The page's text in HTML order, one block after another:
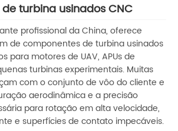
turbina usinados CNC
profissional da China, oferece
de componentes de turbina usinados
para motores de UAV, APUs de
turbinas experimentais. Muitas
com o conjunto de vôo do cliente e
aerodinâmica e a precisão
para rotação em alta velocidade,
e superfícies de contato impecáveis.